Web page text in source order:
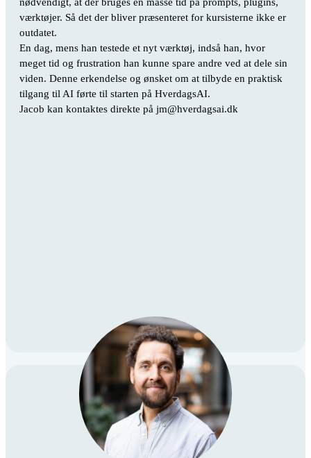
værktøjer. Så det der bliver præsenteret for kursisterne ikke er
outdatet.
En dag, mens han testede et nyt værktøj, indså han, hvor
meget tid og frustration han kunne spare andre ved at dele sin
viden. Denne erkendelse og ønsket om at tilbyde en praktisk
tilgang til AI førte til starten på HverdagsAI.
Jacob kan kontaktes direkte på jm@hverdagsai.dk